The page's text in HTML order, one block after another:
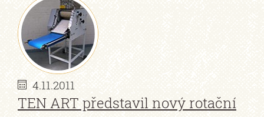
4.11.2011
TEN ART představil nový rotační